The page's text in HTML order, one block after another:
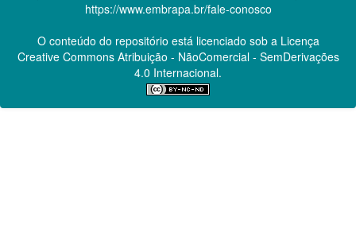
https://www.embrapa.br/fale-conosco
O conteúdo do repositório está licenciado sob a Licença
Creative CommonsAtribuição - NãoComercial - SemDerivações
4.0 Internacional.